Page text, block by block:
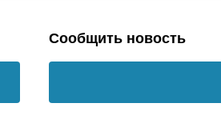
Сообщить новость